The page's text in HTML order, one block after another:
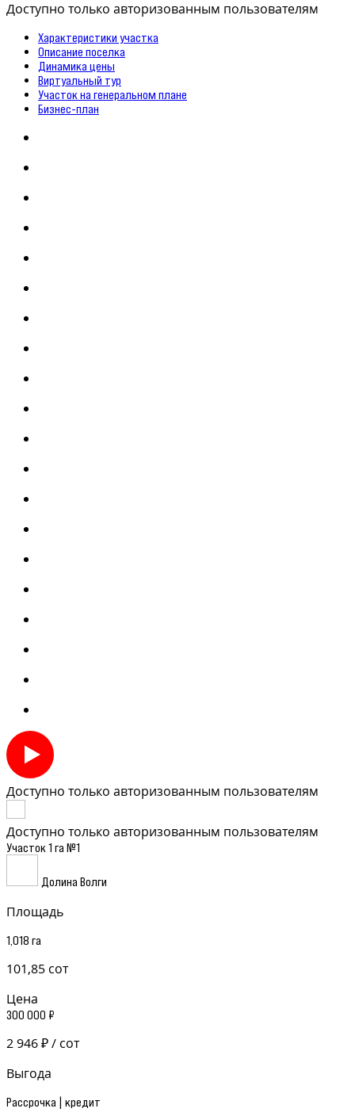
Доступно только авторизованным пользователям
Характеристики участка
Описание поселка
Динамика цены
Виртуальный тур
Участок на генеральном плане
Бизнес-план
Доступно только авторизованным пользователям
Доступно только авторизованным пользователям
Участок 1 га №1
Долина Волги
Площадь
1,018 га
101,85 сот
Цена
300 000 ₽
2 946 ₽ / сот
Выгода
Рассрочка | кредит